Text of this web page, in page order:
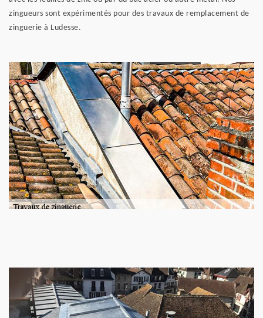
zingueurs sont expérimentés pour des travaux de remplacement de
zinguerie à Ludesse.